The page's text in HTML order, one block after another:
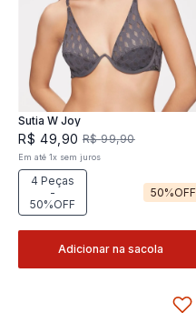
Sutia W Joy
R$ 49 90 R$ 99,90
Em até1x sem juros
4 Peças
-
50%OFF
50%OFF
Adicionar na sacola